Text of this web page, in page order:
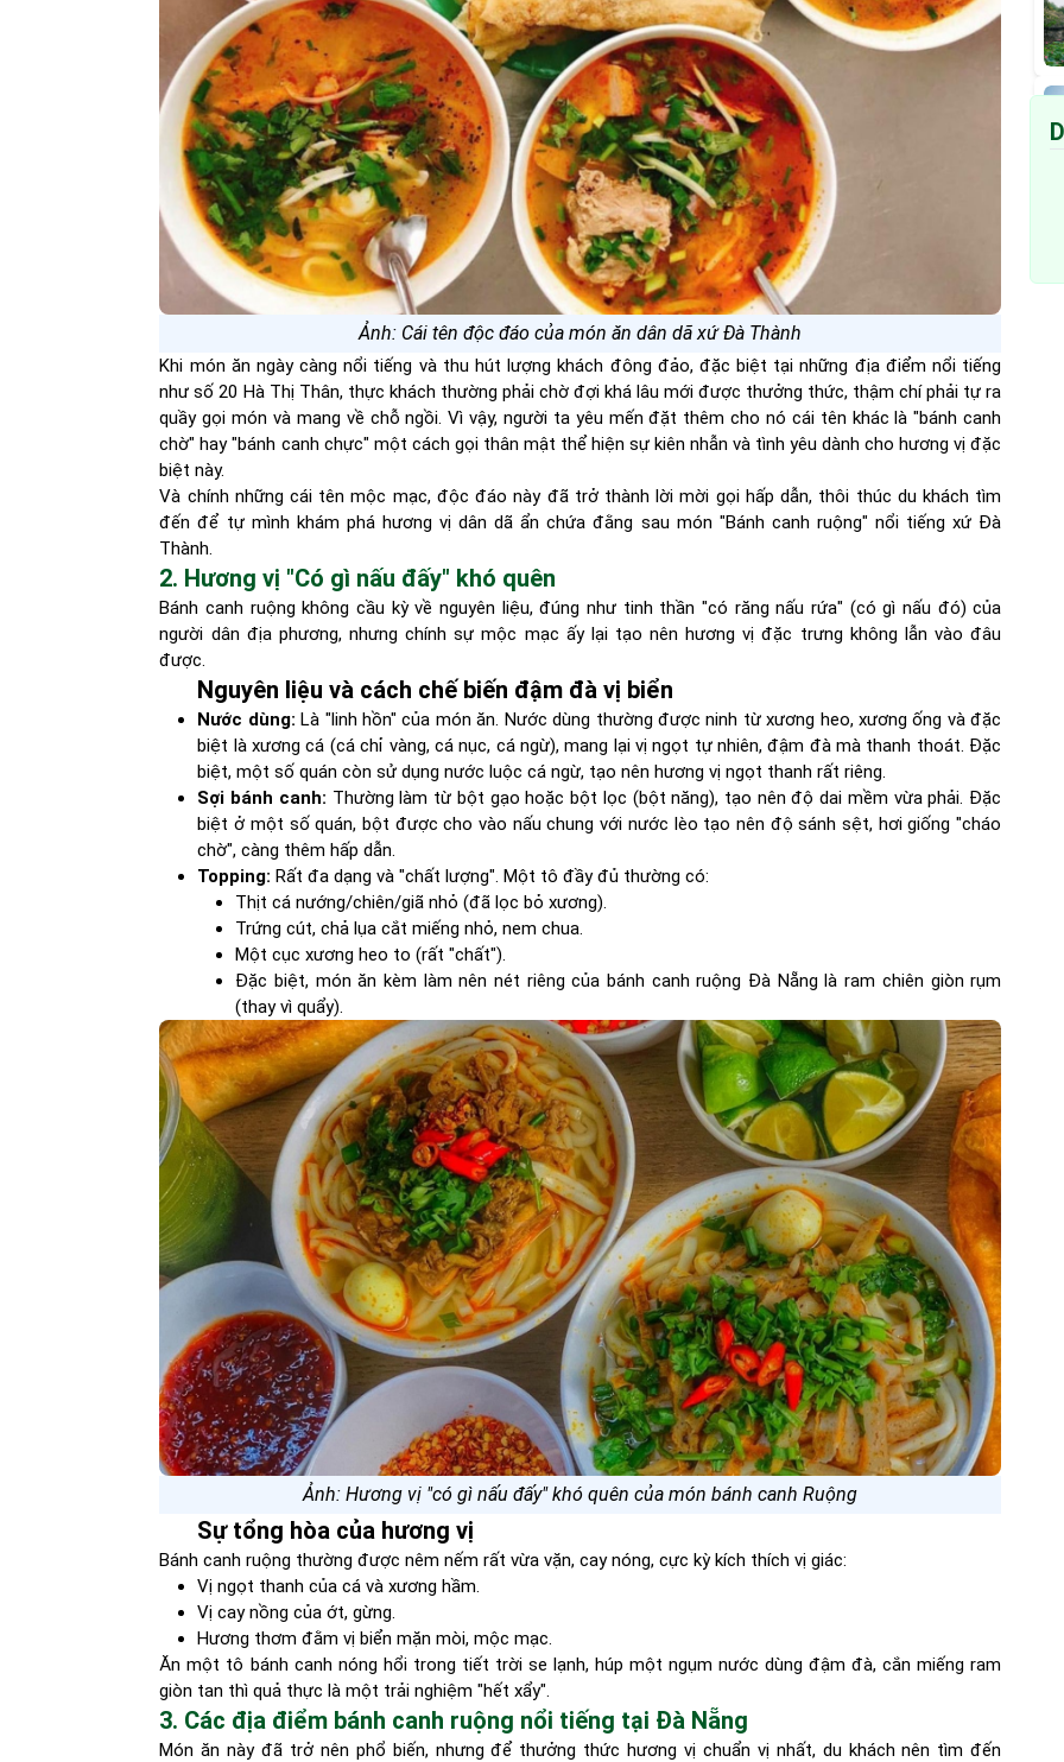
Ảnh: Cái tên độc đáo của món ăn dân dã xứ Đà Thành
Khi món ăn ngày càng nổi tiếng và thu hút lượng khách đông đảo, đặc biệt tại những địa điểm nổi tiếng
như số 20 Hà Thị Thân, thực khách thường phải chờ đợi khá lâu mới được thưởng thức, thậm chí phải tự ra
quầy gọi món và mang về chỗ ngồi. Vì vậy, người ta yêu mến đặt thêm cho nó cái tên khác là "bánh canh
chờ" hay "bánh canh chực" một cách gọi thân mật thể hiện sự kiên nhẫn và tình yêu dành cho hương vị đặc
biệt này.
Và chính những cái tên mộc mạc, độc đáo này đã trở thành lời mời gọi hấp dẫn, thôi thúc du khách tìm
đến để tự mình khám phá hương vị dân dã ẩn chứa đằng sau món "Bánh canh ruộng" nổi tiếng xứ Đà
Thành.
2. Hương vị "Có gì nấu đấy" khó quên
Bánh canh ruộng không cầu kỳ về nguyên liệu, đúng như tinh thần "có răng nấu rứa" (có gì nấu đó) của
người dân địa phương, nhưng chính sự mộc mạc ấy lại tạo nên hương vị đặc trưng không lẫn vào đâu
được.
Nguyên liệu và cách chế biến đậm đà vị biển
Nước dùng: Là "linh hồn" của món ăn. Nước dùng thường được ninh từ xương heo, xương ống và đặc
biệt là xương cá (cá chỉ vàng, cá nục, cá ngừ), mang lại vị ngọt tự nhiên, đậm đà mà thanh thoát. Đặc
biệt, một số quán còn sử dụng nước luộc cá ngừ, tạo nên hương vị ngọt thanh rất riêng.
Sợi bánh canh: Thường làm từ bột gạo hoặc bột lọc (bột năng), tạo nên độ dai mềm vừa phải. Đặc
biệt ở một số quán, bột được cho vào nấu chung với nước lèo tạo nên độ sánh sệt, hơi giống "cháo
chờ", càng thêm hấp dẫn.
Topping: Rất đa dạng và "chất lượng". Một tô đầy đủ thường có:
Thịt cá nướng/chiên/giã nhỏ (đã lọc bỏ xương).
Trứng cút, chả lụa cắt miếng nhỏ, nem chua.
Một cục xương heo to (rất "chất").
Đặc biệt, món ăn kèm làm nên nét riêng của bánh canh ruộng Đà Nẵng là ram chiên giòn rụm
(thay vì quẩy).
Ảnh: Hương vị "có gì nấu đấy" khó quên của món bánh canh Ruộng
Sự tổng hòa của hương vị
Bánh canh ruộng thường được nêm nếm rất vừa vặn, cay nóng, cực kỳ kích thích vị giác:
Vị ngọt thanh của cá và xương hầm.
Vị cay nồng của ớt, gừng.
Hương thơm đằm vị biển mặn mòi, mộc mạc.
Ăn một tô bánh canh nóng hổi trong tiết trời se lạnh, húp một ngụm nước dùng đậm đà, cắn miếng ram
giòn tan thì quả thực là một trải nghiệm "hết xẩy".
3. Các địa điểm bánh canh ruộng nổi tiếng tại Đà Nẵng
Món ăn này đã trở nên phổ biến, nhưng để thưởng thức hương vị chuẩn vị nhất, du khách nên tìm đến